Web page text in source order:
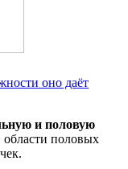
оно даёт
и половую
половых